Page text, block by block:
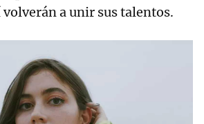
a unir sus talentos.